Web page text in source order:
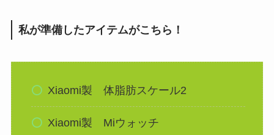
私が準備したアイテムがこちら！
Xiaomi製 体脂肪スケール2
Xiaomi製 Miウォッチ